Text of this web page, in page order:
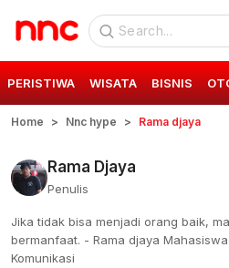
PERISTIWA WISATA BISNIS
Home Nnc hype Rama djaya
Rama Djaya
Penulis
Jika tidak bisa menjadi orang baik,
bermanfaat. - Rama djaya
Komunikasi